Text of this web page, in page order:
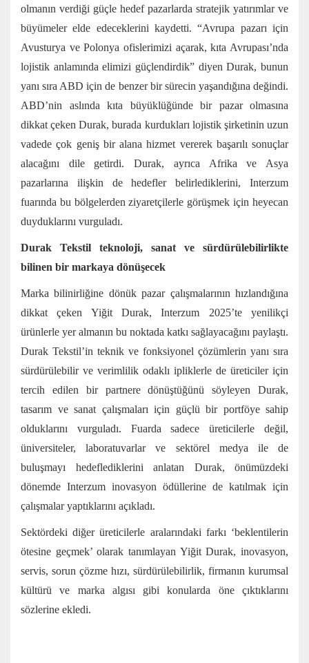
olmanın verdiği güçle hedef pazarlarda stratejik yatırımlar ve
büyümeler elde edeceklerini kaydetti. “Avrupa pazarı için
Avusturya ve Polonya ofislerimizi açarak, kıta Avrupası’nda
lojistik anlamında elimizi güçlendirdik” diyen Durak, bunun
yanı sıra ABD için de benzer bir sürecin yaşandığına değindi.
ABD’nin aslında kıta büyüklüğünde bir pazar olmasına
dikkat çeken Durak, burada kurdukları lojistik şirketinin uzun
vadede çok geniş bir alana hizmet vererek başarılı sonuçlar
alacağını dile getirdi. Durak, ayrıca Afrika ve Asya
pazarlarına ilişkin de hedefler belirlediklerini, Interzum
fuarında bu bölgelerden ziyaretçilerle görüşmek için heyecan
duyduklarını vurguladı.
Durak Tekstil teknoloji, sanat ve sürdürülebilirlikte
bilinen bir markaya dönüşecek
Marka bilinirliğine dönük pazar çalışmalarının hızlandığına
dikkat çeken Yiğit Durak, Interzum 2025’te yenilikçi
ürünlerle yer almanın bu noktada katkı sağlayacağını paylaştı.
Durak Tekstil’in teknik ve fonksiyonel çözümlerin yanı sıra
sürdürülebilir ve verimlilik odaklı ipliklerle de üreticiler için
tercih edilen bir partnere dönüştüğünü söyleyen Durak,
tasarım ve sanat çalışmaları için güçlü bir portföye sahip
olduklarını vurguladı. Fuarda sadece üreticilerle değil,
üniversiteler, laboratuvarlar ve sektörel medya ile de
buluşmayı hedeflediklerini anlatan Durak, önümüzdeki
dönemde Interzum inovasyon ödüllerine de katılmak için
çalışmalar yaptıklarını açıkladı.
Sektördeki diğer üreticilerle aralarındaki farkı ‘beklentilerin
ötesine geçmek’ olarak tanımlayan Yiğit Durak, inovasyon,
servis, sorun çözme hızı, sürdürülebilirlik, firmanın kurumsal
kültürü ve marka algısı gibi konularda öne çıktıklarını
sözlerine ekledi.